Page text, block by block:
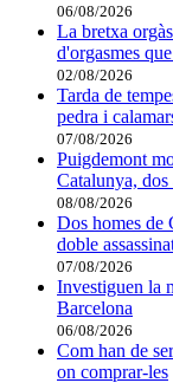
06/08/2026
La bretxa
d'orgasmes
02/08/2026
Tarda de
pedra i
07/08/2026
Puigdemont
Catalunya, dos
08/08/2026
Dos homes de
doble
07/08/2026
Investiguen la
Barcelona
06/08/2026
Com han de
on comprar-les